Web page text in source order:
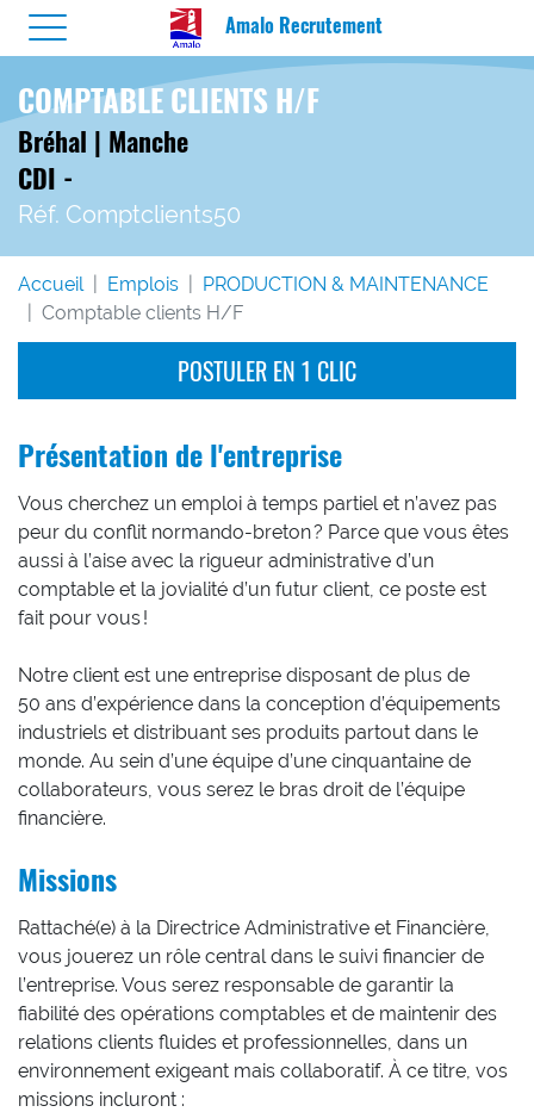
Amalo Recrutement
COMPTABLE CLIENTS H/F
Bréhal | Manche
CDI -
Réf. Comptclients50
Accueil Emplois
PRODUCTION & MAINTENANCE
Comptable clients H/F
POSTULER EN 1 CLIC
Présentation de l'entreprise
Vous cherchez un emploi à temps partiel et n’avez pas
peur du conflit normando-breton ? Parce que vous êtes
aussi à l’aise avec la rigueur administrative d’un
comptable et la jovialité d’un futur client, ce poste est
fait pour vous !
Notre client est une entreprise disposant de plus de
50 ans d’expérience dans la conception d’équipements
industriels et distribuant ses produits partout dans le
monde. Au sein d’une équipe d’une cinquantaine de
collaborateurs, vous serez le bras droit de l’équipe
financière.
Missions
Rattaché(e) à la Directrice Administrative et Financière,
vous jouerez un rôle central dans le suivi financier de
l’entreprise. Vous serez responsable de garantir la
fiabilité des opérations comptables et de maintenir des
relations clients fluides et professionnelles, dans un
environnement exigeant mais collaboratif. À ce titre, vos
missions incluront :